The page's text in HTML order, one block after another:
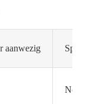
aanwezig
Nee